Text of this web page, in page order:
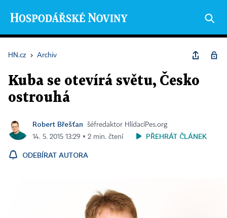
HN.cz › Archiv
Kuba se otevírá světu, Česko
ostrouhá
Robert Břešťan
šéfredaktor HlídacíPes.org
14. 5. 2015 13:29 ▪ 2 min. čtení
PŘEHRÁT ČLÁNEK
ODEBÍRAT AUTORA